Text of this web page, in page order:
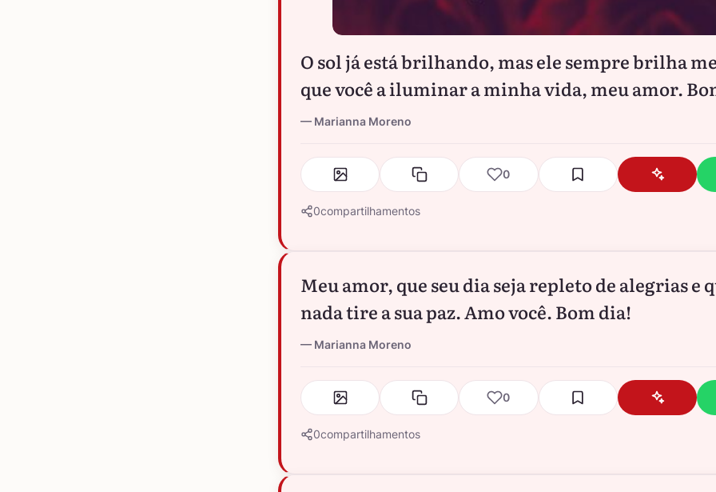
O sol já está brilhando, mas ele sempre brilha
que você a iluminar a minha vida, meu amor.
Marianna Moreno
0
0compartilhamentos
Meu amor, que seu dia seja repleto de alegrias e
nada tire a sua paz. Amo você. Bom dia!
Marianna Moreno
0
0compartilhamentos